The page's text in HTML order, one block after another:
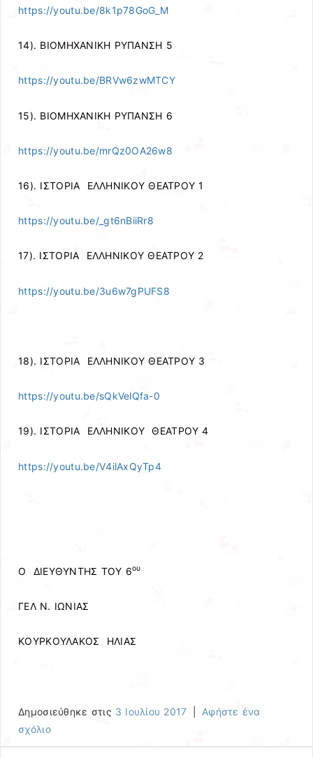
https://youtu.be/8k1p78GoG_M
14). ΒΙΟΜΗΧΑΝΙΚΗ ΡΥΠΑΝΣΗ 5
https://youtu.be/BRVw6zwMTCY
15). ΒΙΟΜΗΧΑΝΙΚΗ ΡΥΠΑΝΣΗ 6
https://youtu.be/mrQz0OA26w8
16). ΙΣΤΟΡΙΑ ΕΛΛΗΝΙΚΟΥ ΘΕΑΤΡΟΥ 1
https://youtu.be/_gt6nBiiRr8
17). ΙΣΤΟΡΙΑ ΕΛΛΗΝΙΚΟΥ ΘΕΑΤΡΟΥ 2
https://youtu.be/3u6w7gPUFS8
18). ΙΣΤΟΡΙΑ ΕΛΛΗΝΙΚΟΥ ΘΕΑΤΡΟΥ 3
https://youtu.be/sQkVelQfa-0
19). ΙΣΤΟΡΙΑ ΕΛΛΗΝΙΚΟΥ ΘΕΑΤΡΟΥ 4
https://youtu.be/V4ilAxQyTp4
Ο ΔΙΕΥΘΥΝΤΗΣ ΤΟΥ 6ου
ΓΕΛ Ν. ΙΩΝΙΑΣ
ΚΟΥΡΚΟΥΛΑΚΟΣ ΗΛΙΑΣ
Δημοσιεύθηκε στις 3 Ιουλίου 2017
Αφήστε ένα
σχόλιο